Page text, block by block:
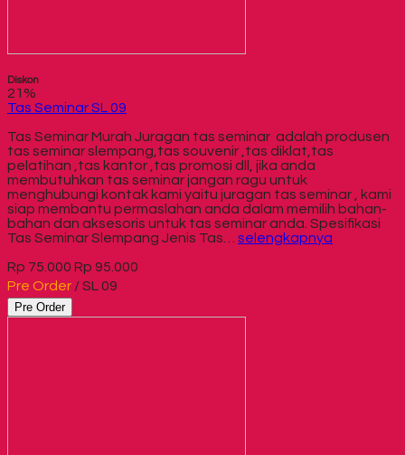
Diskon
21%
Tas Seminar SL 09
Tas Seminar Murah Juragan tas seminar adalah produsen
tas seminar slempang,tas souvenir ,tas diklat,tas
pelatihan ,tas kantor ,tas promosi dll, jika anda
membutuhkan tas seminar jangan ragu untuk
menghubungi kontak kami yaitu juragan tas seminar , kami
siap membantu permaslahan anda dalam memilih bahan-
bahan dan aksesoris untuk tas seminar anda. Spesifikasi
Tas Seminar Slempang Jenis Tas… selengkapnya
Rp 75.000 Rp 95.000
Pre Order / SL 09
Pre Order